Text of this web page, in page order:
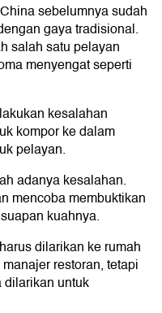
sebelumnya sudah
gaya tradisional.
salah satu pelayan
menyengat seperti
kesalahan
kompor ke dalam
pelayan.
adanya kesalahan.
mencoba membuktikan
kuahnya.
dilarikan ke rumah
restoran, tetapi
untuk